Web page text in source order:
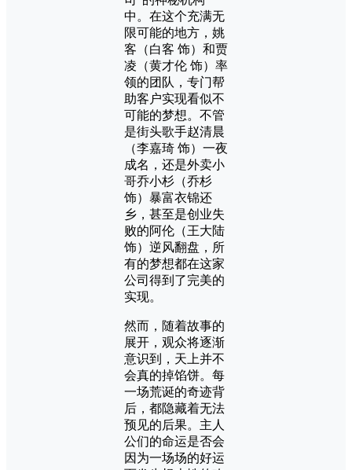
中。在这个充满无
限可能的地方，姚
客（白客 饰）和贾
凌（黄才伦 饰）率
领的团队，专门帮
助客户实现看似不
可能的梦想。不管
是街头歌手赵清晨
（李嘉琦 饰）一夜
成名，还是外卖小
哥乔小杉（乔杉
饰）暴富衣锦还
乡，甚至是创业失
败的阿伦（王大陆
饰）逆风翻盘，所
有的梦想都在这家
公司得到了完美的
实现。
然而，随着故事的
展开，观众将逐渐
意识到，天上并不
会真的掉馅饼。每
一场荒诞的奇迹背
后，都隐藏着无法
预见的后果。主人
公们的命运是否会
因为一场场的好运